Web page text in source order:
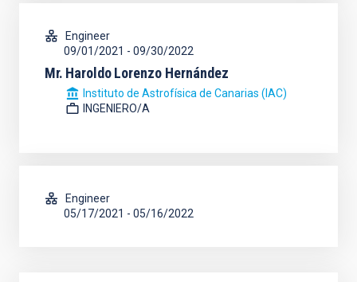
Engineer
09/01/2021 - 09/30/2022
Mr. HaroldoLorenzo Hernández
Instituto de Astrofísica de Canarias (IAC)
INGENIERO/A
Engineer
05/17/2021 - 05/16/2022